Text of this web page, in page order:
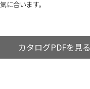
気に合います。
カタログPDFを見る